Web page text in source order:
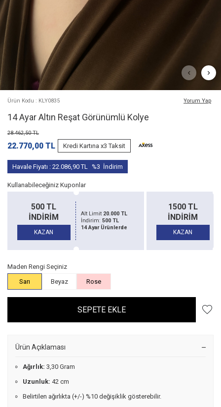
Ürün Kodu : KLY0835 Yorum Yap
14 Ayar Altın Reşat Görünümlü Kolye
28.462,50TL
22.770,00 TL Kredi Kartına x3 Taksit
Havale Fiyatı : 22.086,90TL %3 İndirim
Kullanabileceğiniz Kuponlar
500 TL
İNDİRİM
KAZAN
Alt Limit 20.000 TL
İndirim: 500 TL
14 Ayar Ürünlerde
1500 TL
İNDİRİM
KAZAN
Maden Rengi Seçiniz
Sarı
Beyaz Rose
SEPETE EKLE
Ürün Açıklaması
Ağırlık: 3,30 Gram
Uzunluk: 42 cm
Belirtilen ağırlıkta (+/-) %10 değişiklik gösterebilir.